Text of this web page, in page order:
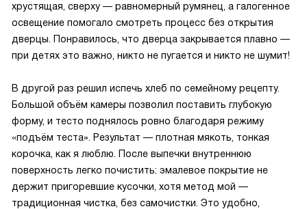
хрустящая, сверху — равномерный румянец, а галогенное
освещение помогало смотреть процесс без открытия
дверцы. Понравилось, что дверца закрывается плавно —
при детях это важно, никто не пугается и никто не шумит!
В другой раз решил испечь хлеб по семейному рецепту.
Большой объём камеры позволил поставить глубокую
форму, и тесто поднялось ровно благодаря режиму
«подъём теста». Результат — плотная мякоть, тонкая
корочка, как я люблю. После выпечки внутреннюю
поверхность легко почистить: эмалевое покрытие не
держит пригоревшие кусочки, хотя метод мой —
традиционная чистка, без самочистки. Это удобно,